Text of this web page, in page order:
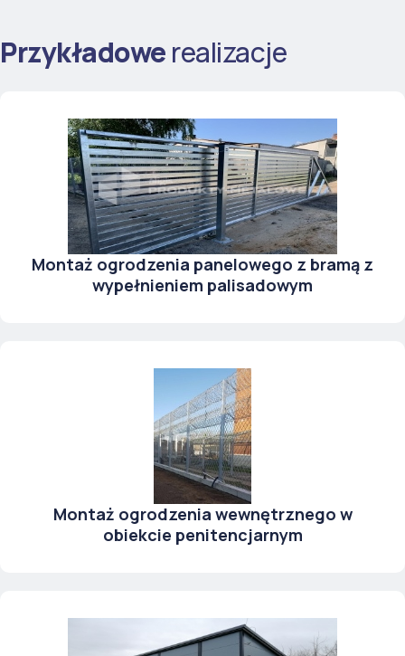
Przykładowerealizacje
Montaż ogrodzenia panelowego z bramą z
wypełnieniem palisadowym
Montaż ogrodzenia wewnętrznego w
obiekcie penitencjarnym